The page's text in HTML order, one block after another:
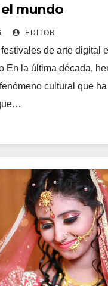
mundo
(auge
EDITOR
de arte digital
En la última década,
cultural que